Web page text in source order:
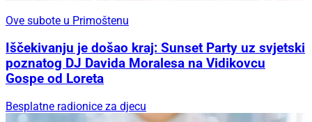
Ove subote u Primoštenu
Iščekivanju je došao kraj: Sunset Party uz svjetski
poznatog DJ Davida Moralesa na Vidikovcu
Gospe od Loreta
Besplatne radionice za djecu